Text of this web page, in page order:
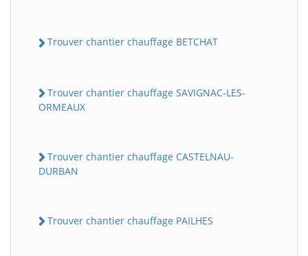
Trouver chantier chauffage BETCHAT
Trouver chantier chauffage SAVIGNAC-LES-
ORMEAUX
Trouver chantier chauffage CASTELNAU-
DURBAN
Trouver chantier chauffage PAILHES